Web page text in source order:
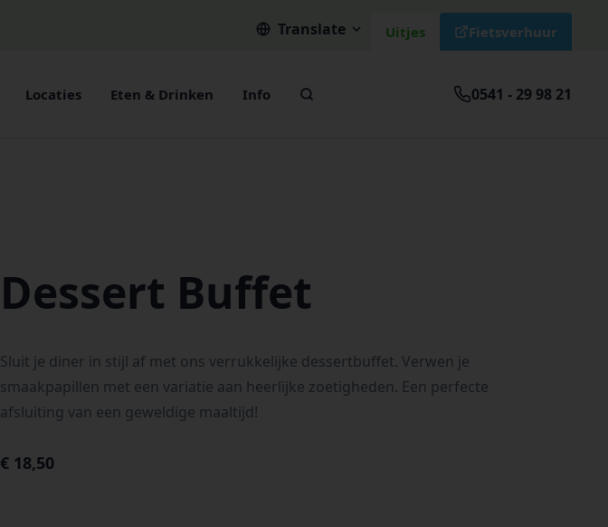
Translate Uitjes Fietsverhuur
Locaties Eten & Drinken Info 0541 - 29 98 21
Dessert Buffet
Sluit je diner in stijl af met ons verrukkelijke dessertbuffet. Verwen je
smaakpapillen met een variatie aan heerlijke zoetigheden. Een perfecte
afsluiting van een geweldige maaltijd!
€ 18,50